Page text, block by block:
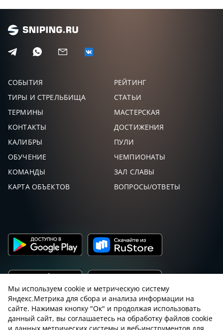
СОБЫТИЯ
РЕЙТИНГ
ТИРЫ И СТРЕЛЬБИЩА
СТАТЬИ
ТЕРМИНЫ
МАСТЕРСКАЯ
КОНТАКТЫ
ДОСТИЖЕНИЯ
КАЛИБРЫ
ПУЛИ
ОБУЧЕНИЕ
ЧЕМПИОНАТЫ
КОМАНДЫ
ЗАЛ СЛАВЫ
КАРТА ОБЪЕКТОВ
ВОПРОСЫ/ОТВЕТЫ
Пользовательское соглашение с sniping.ru
Мы используем cookie и метрическую систему
Яндекс.Метрика для сбора и анализа информации на
сайте. Нажимая кнопку "Ок" и продолжая использовать
данный сайт, вы соглашаетесь на обработку файлов cookie